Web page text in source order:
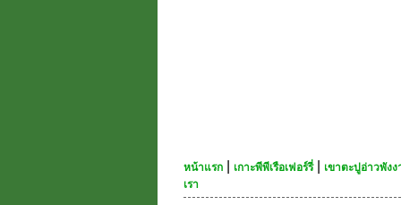
หน้าแรก เกาะพีพีเรือเฟอร์รี่|
เขาตะปูอ่าวพัง
เรา